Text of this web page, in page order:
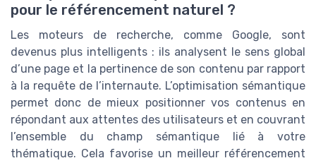
pour le référencement naturel ?
Les moteurs de recherche, comme Google, sont
devenus plus intelligents : ils analysent le sens global
d’une page et la pertinence de son contenu par rapport
à la requête de l’internaute. L’optimisation sémantique
permet donc de mieux positionner vos contenus en
répondant aux attentes des utilisateurs et en couvrant
l’ensemble du champ sémantique lié à votre
thématique. Cela favorise un meilleur référencement